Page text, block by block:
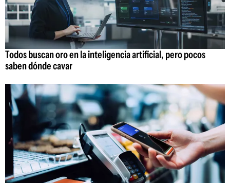
Todos buscan oro en la inteligencia artificial, pero pocos
saben dónde cavar